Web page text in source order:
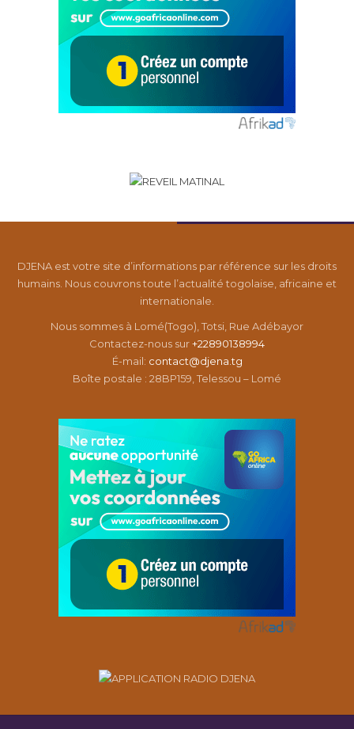
DJENA est votre site d’informations par référence sur les droits
humains. Nous couvrons toute l’actualité togolaise, africaine et
internationale.
Nous sommes à Lomé(Togo), Totsi, Rue Adébayor
Contactez-nous sur+22890138994
É-mail: contact@djena.tg
Boîte postale : 28BP159, Telessou – Lomé